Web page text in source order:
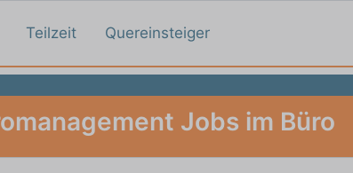
Teilzeit Quereinsteiger
Jobs im Büro